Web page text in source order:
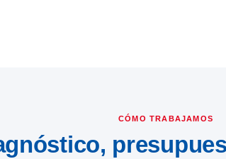
CÓMO TRABAJAMOS